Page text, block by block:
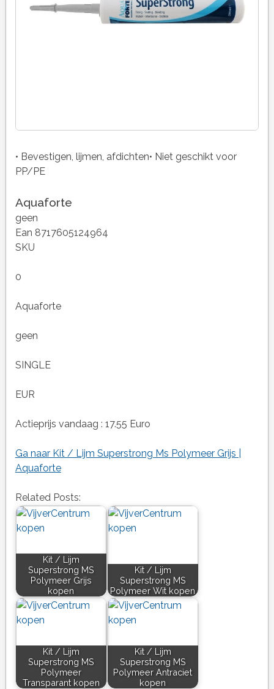
• Bevestigen, lijmen, afdichten• Niet geschikt voor
PP/PE
Aquaforte
geen
Ean 8717605124964
SKU
0
Aquaforte
geen
SINGLE
EUR
Actieprijs vandaag : 17.55 Euro
Ga naar Kit / Lijm Superstrong Ms Polymeer Grijs |
Aquaforte
Related Posts:
Kit / Lijm
Superstrong MS
Polymeer Grijs
kopen
Kit / Lijm
Superstrong MS
Polymeer Wit kopen
Kit / Lijm
Superstrong MS
Polymeer
Transparant kopen
Kit / Lijm
Superstrong MS
Polymeer Antraciet
kopen